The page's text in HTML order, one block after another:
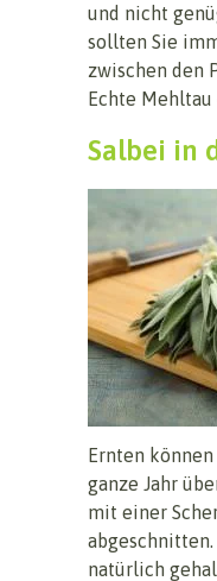
und nicht
sollten Sie
zwischen den
Echte
Salbei in
Ernten können
ganze Jahr
mit einer
natürlich